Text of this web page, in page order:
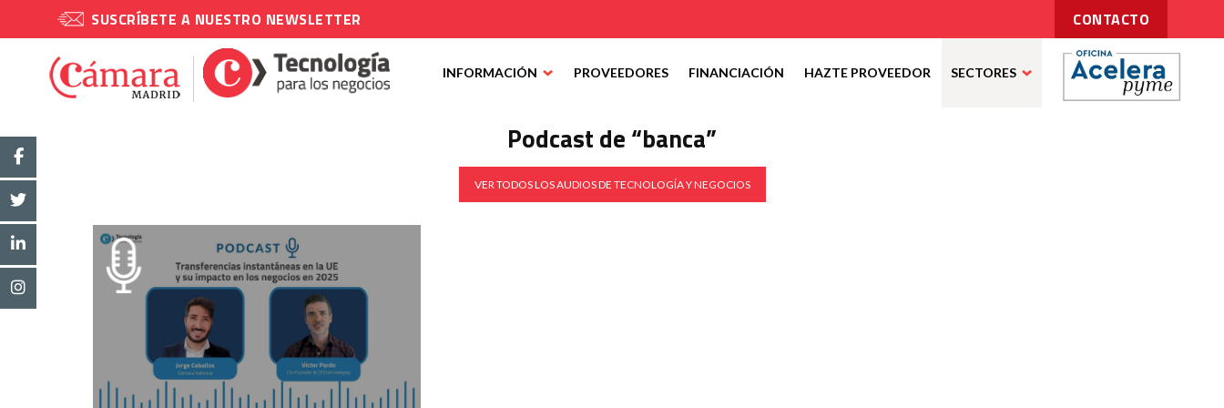
SUSCRÍBETE A NUESTRO NEWSLETTER CONTACTO
INFORMACIÓN PROVEEDORES FINANCIACIÓN HAZTE PROVEEDOR SECTORES
Podcast de “banca”
VER TODOS LOS AUDIOS DE TECNOLOGÍA Y NEGOCIOS